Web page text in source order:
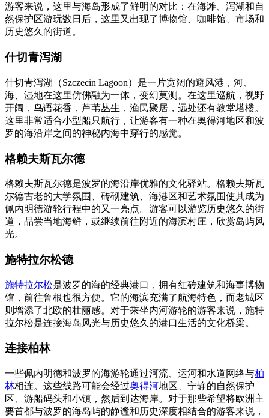
游客来说，这里与海岛形成了鲜明的对比：在海滩、泻湖和自
然保护区游玩数日后，这里又出现了博物馆、咖啡馆、市场和
历史悠久的街道。
什切青泻湖
什切青泻湖（Szczecin Lagoon）是一片宽阔的避风港，河、
海、湿地在这里仿佛融为一体，变幻莫测。在这里巡航，视野
开阔，鸟语花香，芦苇丛生，渔民聚居，远处还有教堂塔楼。
这里非常适合小型船只航行，让游客有一种在奥得河地区和波
罗的海沿岸之间的神秘内海中穿行的感觉。
格赖夫斯瓦尔德
格赖夫斯瓦尔德是波罗的海沿岸优雅的文化驿站。格赖夫斯瓦
尔德古老的大学氛围、砖砌建筑、海港区和艺术氛围使其成为
佩内明德游轮行程中的又一亮点。游客可以游览历史悠久的街
道，品尝当地海鲜，或继续前往附近的海滨村庄，欣赏岛屿风
光。
施特拉尔松德
施特拉尔松是波罗的海的经典港口，拥有红砖建筑和海事博物
馆，前往鲁根也很方便。它的海滨充满了航海特色，而老城区
则增添了北欧的壮丽感。对于乘坐内河游轮的游客来说，施特
拉尔松是连接海岛风光与历史悠久的港口生活的文化桥梁。
连接柏林
一些佩内明德和波罗的海游轮通过河流、运河和水道网络与柏
林相连。这些线路可能会经过奥得河地区、宁静的自然保护
区、游船码头和小镇，然后到达海岸。对于那些希望将欧洲主
要首都与波罗的海岛屿的静谧和历史深度相结合的游客来说，